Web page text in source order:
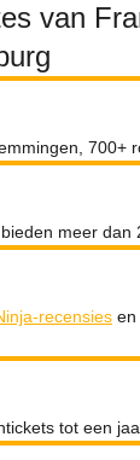
van
700+
meer dan
recensies en
tot een